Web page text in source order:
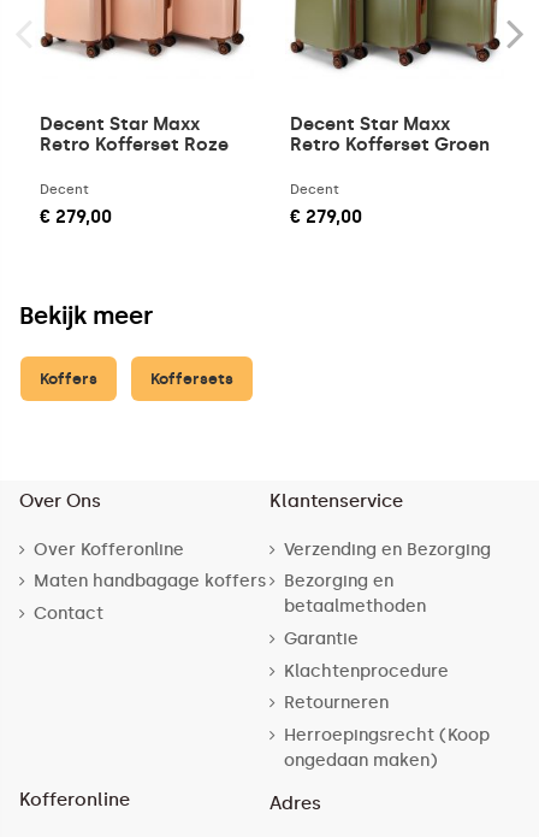
Decent Star Maxx
Retro Kofferset Roze
Decent
€ 279,00
Decent Star Maxx
Retro Kofferset Groen
Decent
€ 279,00
Bekijk meer
Koffers Koffersets
Over Ons
Over Kofferonline
Maten handbagage koffers
Contact
Klantenservice
Verzending en Bezorging
Bezorging en
betaalmethoden
Garantie
Klachtenprocedure
Retourneren
Herroepingsrecht (Koop
ongedaan maken)
Kofferonline Adres